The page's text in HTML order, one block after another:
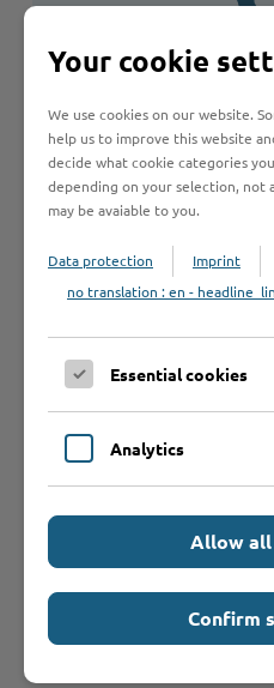
Bekanntmachungen
17.07. Richtlinie des Kreises
der Ergänzungs- und
der …
Mehr erfahren
Tierseuchen Aktuell
Your cookie
We use cookies on our website.
help us to improve this website
decide what cookie categories
depending on your selection, not
may be avaiable to you.
Data protection
Imprint
no translation : en -
Essential cookies
Analytics
Allow all
Confirm